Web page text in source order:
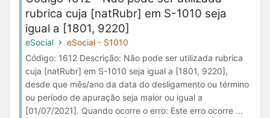
rubrica cuja [natRubr] em S-1010 seja
igual a [1801, 9220]
eSocial
eSocial - S1010
Código: 1612 Descrição: Não pode ser utilizada rubrica
cuja [natRubr] em S-1010 seja igual a [1801, 9220],
desde que mês/ano da data do desligamento ou término
ou período de apuração seja maior ou igual a
[01/07/2021]. Quando ocorre o erro: Este erro ocorre ...